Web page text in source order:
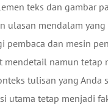
teks dan gambar
ulasan mendalam
pembaca dan mesin
mendetail namun
tulisan yang
utama tetap menjadi